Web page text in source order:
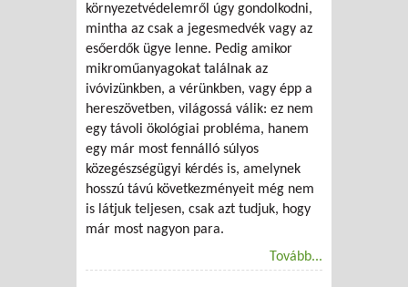
környezetvédelemről úgy gondolkodni,
mintha az csak a jegesmedvék vagy az
esőerdők ügye lenne. Pedig amikor
mikroműanyagokat találnak az
ivóvizünkben, a vérünkben, vagy épp a
hereszövetben, világossá válik: ez nem
egy távoli ökológiai probléma, hanem
egy már most fennálló súlyos
közegészségügyi kérdés is, amelynek
hosszú távú következményeit még nem
is látjuk teljesen, csak azt tudjuk, hogy
már most nagyon para.
Tovább...